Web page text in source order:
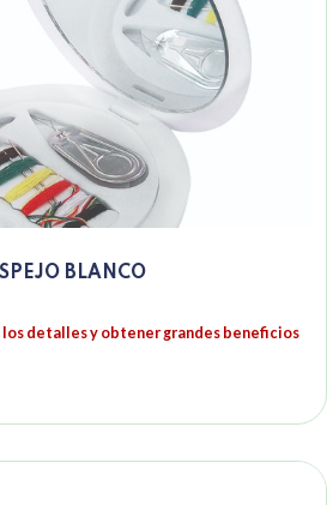
BLANCO
detalles y obtener grandes beneficios